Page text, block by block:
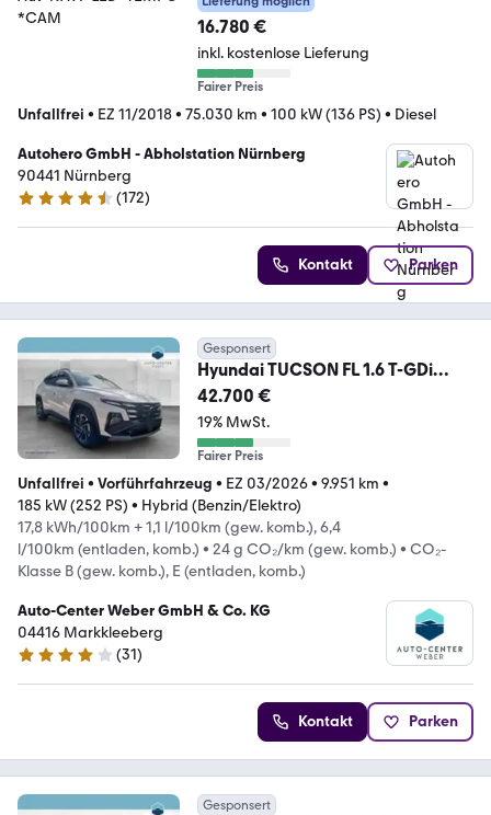
16.780 €
inkl. kostenlose Lieferung
Fairer Preis
Unfallfrei • EZ 11/2018• 75.030 km • 100 kW (136 PS) • Diesel
Autohero GmbH - Abholstation Nürnberg
90441 Nürnberg
4.5 Sterne
(172)
Kontakt Parken
Gesponsert
Hyundai TUCSON FL 1.6 T-GDi
Plug-in-Hybrid Prime Aut. *3
42.700 €
19% MwSt.
Fairer Preis
Unfallfrei • Vorführfahrzeug • EZ 03/2026• 9.951 km •
185 kW (252 PS) • Hybrid (Benzin/Elektro)
17,8 kWh/100km + 1,1 l/100km (gew. komb.), 6,4
l/100km (entladen, komb.) • 24 g CO₂/km (gew. komb.) • CO₂-
Klasse B (gew. komb.), E (entladen, komb.)
Auto-Center Weber GmbH & Co. KG
04416 Markkleeberg
3.8 Sterne
(31)
Kontakt Parken
Gesponsert